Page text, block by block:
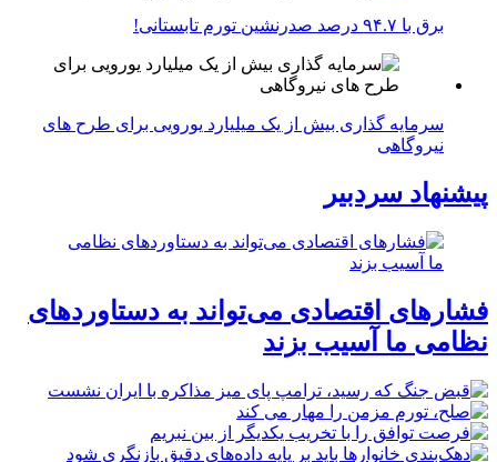
برق با ۹۴.۷ درصد صدرنشین تورم تابستانی!
سرمایه گذاری بیش از یک میلیارد یورویی برای طرح های
نیروگاهی
پیشنهاد سردبیر
فشارهای اقتصادی می‌تواند به دستاوردهای
نظامی ما آسیب بزند